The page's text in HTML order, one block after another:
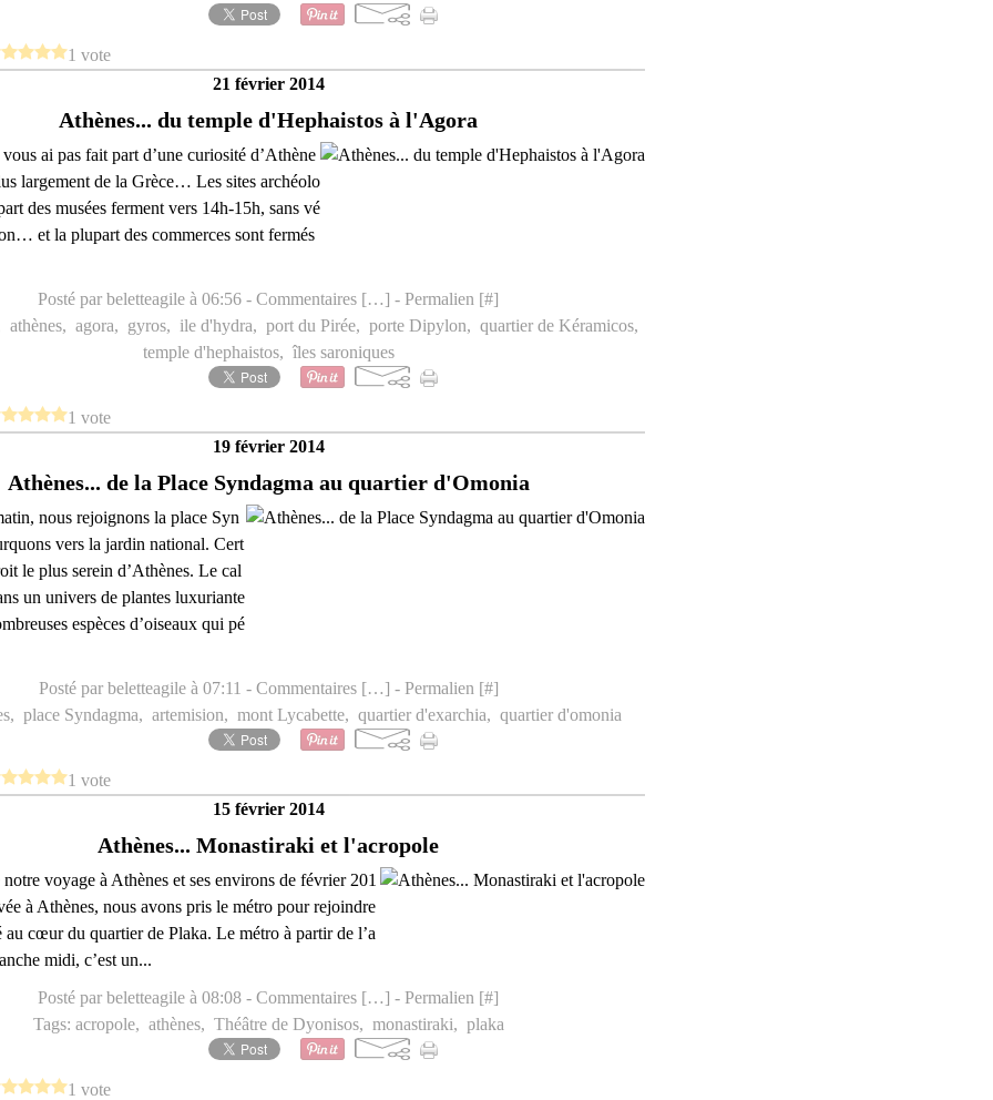
1 vote
21 février 2014
Athènes... du temple d'Hephaistos à l'Agora
vous ai pas fait part d’une curiosité d’Athène
largement de la Grèce… Les sites archéolo
des musées ferment vers 14h-15h, sans vé
et la plupart des commerces sont fermés
Posté par beletteagile à 06:56 - Commentaires […] - Permalien [#]
athènes, agora, gyros, ile d'hydra, port du Pirée, porte Dipylon, quartier de Kéramicos,
temple d'hephaistos, îles saroniques
1 vote
19 février 2014
Athènes... de la Place Syndagma au quartier d'Omonia
nous rejoignons la place Syn
vers la jardin national. Cert
le plus serein d’Athènes. Le cal
un univers de plantes luxuriante
espèces d’oiseaux qui pé
Posté par beletteagile à 07:11 - Commentaires […] - Permalien [#]
, place Syndagma, artemision, mont Lycabette, quartier d'exarchia, quartier d'omonia
1 vote
15 février 2014
Athènes... Monastiraki et l'acropole
voyage à Athènes et ses environs de février 201
à Athènes, nous avons pris le métro pour rejoindre
au cœur du quartier de Plaka. Le métro à partir de l’a
midi, c’est un...
Posté par beletteagile à 08:08 - Commentaires […] - Permalien [#]
Tags: acropole, athènes, Théâtre de Dyonisos, monastiraki, plaka
1 vote